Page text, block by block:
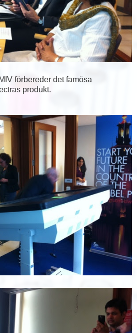
förbereder det famösa
produkt.